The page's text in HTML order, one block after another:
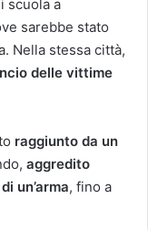
scuola a
sarebbe stato
Nella stessa città,
delle vittime
raggiunto da un
aggredito
un’arma, fino a